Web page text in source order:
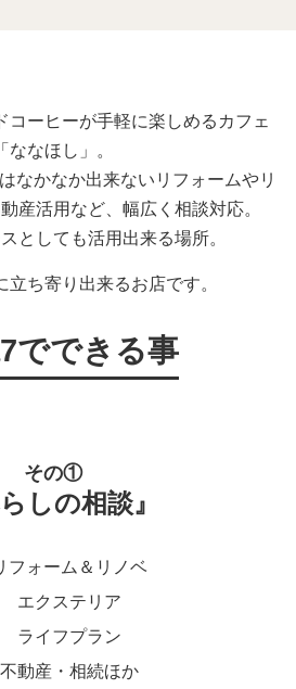
コーヒーが手軽に楽しめるカフェ
「ななほし」。
なかなか出来ないリフォームやリ
産活用など、幅広く相談対応。
としても活用出来る場所。
立ち寄り出来るお店です。
でできる事
その①
らしの相談』
フォーム＆リノベ
エクステリア
ライフプラン
不動産・相続ほか